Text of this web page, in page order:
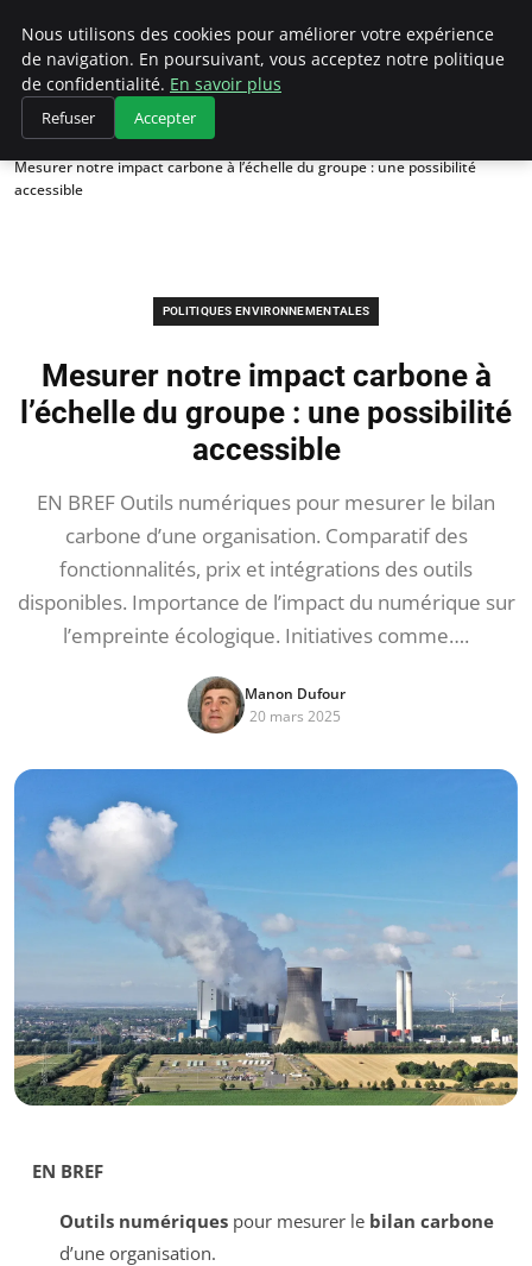
Climategatecountryclub.com
Accueil
Politiques environnementales
Mesurer notre impact carbone à l’échelle du groupe : une possibilité
accessible
POLITIQUES ENVIRONNEMENTALES
Mesurer notre impact carbone à
l’échelle du groupe : une possibilité
accessible
EN BREF Outils numériques pour mesurer le bilan
carbone d’une organisation. Comparatif des
fonctionnalités, prix et intégrations des outils
disponibles. Importance de l’impact du numérique sur
l’empreinte écologique. Initiatives comme….
Manon Dufour
20 mars 2025
EN BREF
Outils numériquespour mesurer le bilan carbone
d’une organisation.
Nous utilisons des cookies pour améliorer votre expérience
de navigation. En poursuivant, vous acceptez notre politique
de confidentialité. En savoir plus
Refuser Accepter